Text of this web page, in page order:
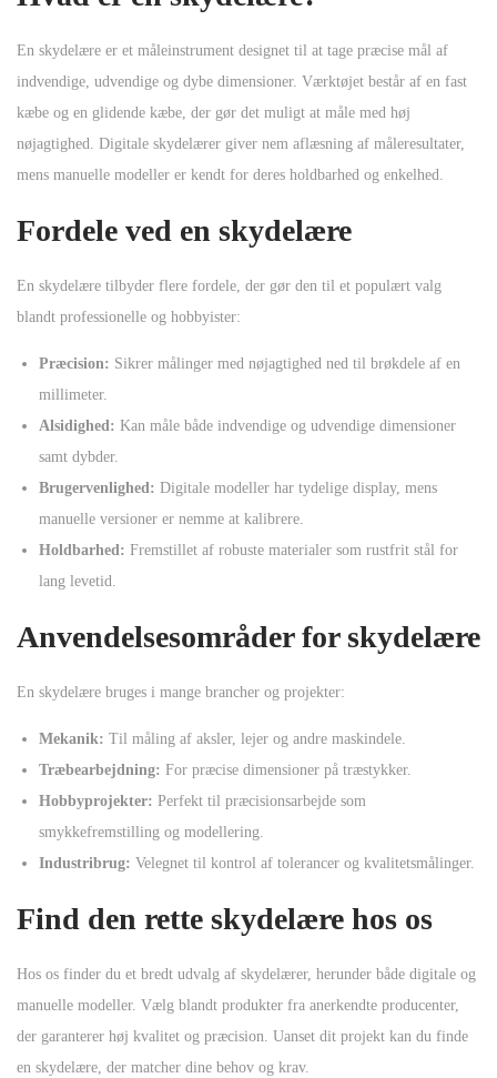
En skydelære er et måleinstrument designet til at tage præcise mål af
indvendige, udvendige og dybe dimensioner. Værktøjet består af en fast
kæbe og en glidende kæbe, der gør det muligt at måle med høj
nøjagtighed. Digitale skydelærer giver nem aflæsning af måleresultater,
mens manuelle modeller er kendt for deres holdbarhed og enkelhed.
Fordele ved en skydelære
En skydelære tilbyder flere fordele, der gør den til et populært valg
blandt professionelle og hobbyister:
Præcision: Sikrer målinger med nøjagtighed ned til brøkdele af en
millimeter.
Alsidighed: Kan måle både indvendige og udvendige dimensioner
samt dybder.
Brugervenlighed: Digitale modeller har tydelige display, mens
manuelle versioner er nemme at kalibrere.
Holdbarhed: Fremstillet af robuste materialer som rustfrit stål for
lang levetid.
Anvendelsesområder for skydelære
En skydelære bruges i mange brancher og projekter:
Mekanik: Til måling af aksler, lejer og andre maskindele.
Træbearbejdning: For præcise dimensioner på træstykker.
Hobbyprojekter: Perfekt til præcisionsarbejde som
smykkefremstilling og modellering.
Industribrug: Velegnet til kontrol af tolerancer og kvalitetsmålinger.
Find den rette skydelære hos os
Hos os finder du et bredt udvalg af skydelærer, herunder både digitale og
manuelle modeller. Vælg blandt produkter fra anerkendte producenter,
der garanterer høj kvalitet og præcision. Uanset dit projekt kan du finde
en skydelære, der matcher dine behov og krav.